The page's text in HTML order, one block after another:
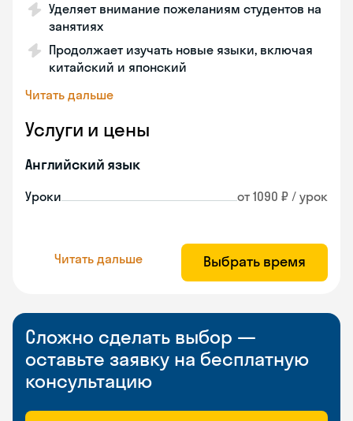
Уделяет внимание пожеланиям студентов на
занятиях
Продолжает изучать новые языки, включая
китайский и японский
Читать дальше
Услуги и цены
Английский язык
Уроки от 1090 ₽ / урок
Читать дальше Выбрать время
Сложно сделать выбор —
оставьте заявку на бесплатную
консультацию